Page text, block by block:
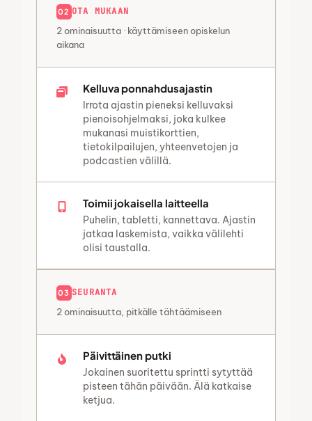
02 OTA MUKAAN
2 ominaisuutta · käyttämiseen opiskelun
aikana
Kelluva ponnahdusajastin
Irrota ajastin pieneksi kelluvaksi
pienoisohjelmaksi, joka kulkee
mukanasi muistikorttien,
tietokilpailujen, yhteenvetojen ja
podcastien välillä.
Toimii jokaisella laitteella
Puhelin, tabletti, kannettava. Ajastin
jatkaa laskemista, vaikka välilehti
olisi taustalla.
03 SEURANTA
2 ominaisuutta, pitkälle tähtäämiseen
Päivittäinen putki
Jokainen suoritettu sprintti sytyttää
pisteen tähän päivään. Älä katkaise
ketjua.